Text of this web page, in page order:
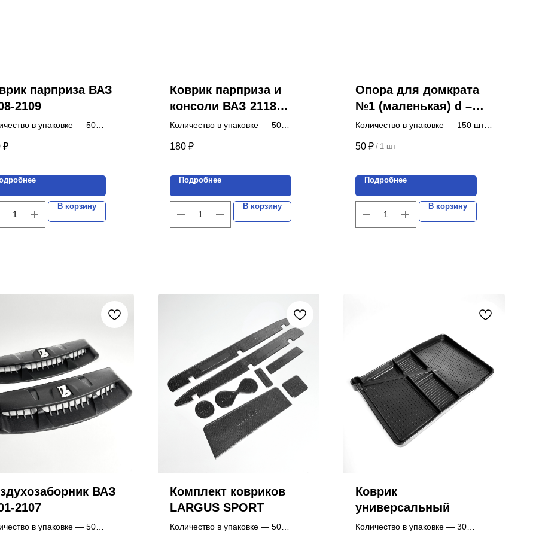
парприза ВАЗ
2109
в упаковке — 50
указана за 1 комплект.
₽
В корзину
Коврик парприза и
консоли ВАЗ 2118
"Калина"и kalina 1
Количество в упаковке — 50
Цена указана за 1 комплект.
180 ₽
Подробнее
В корзину
Опора для домкрата
№1 (маленькая) d –
40mm, высота – 20mm
Количество в упаковке — 150 шт.
50 ₽ / 1 шт
Подробнее
В корзину
ВАЗ
2107
в упаковке — 50
Комплект ковриков
LARGUS SPORT
Количество в упаковке — 50
Коврик
универсальный
Количество в упаковке — 30